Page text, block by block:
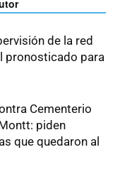
de la red
pronosticado para
Cementerio
piden
que quedaron al